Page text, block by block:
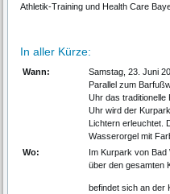
Athletik-Training und Health Care
In aller Kürze:
Wann:
Samstag, 23. Juni
Parallel zum
Uhr das traditionelle
Uhr wird der
Lichtern erleuchtet.
Wasserorgel mit
Wo:
Im Kurpark von
über den gesamten
befindet sich an der